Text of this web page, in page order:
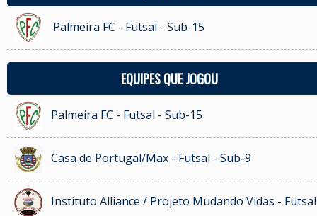
Palmeira FC - Futsal - Sub-15
EQUIPES QUE JOGOU
Palmeira FC - Futsal - Sub-15
Casa de Portugal/Max - Futsal - Sub-9
Instituto Alliance / Projeto Mudando Vidas - Futsal